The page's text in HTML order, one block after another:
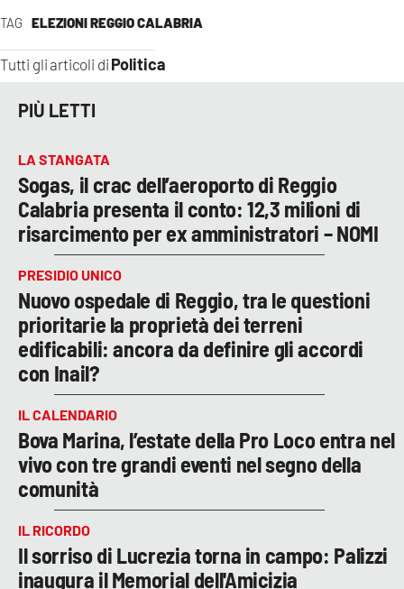
TAG ELEZIONI REGGIO CALABRIA
Tutti gli articoli di Politica
PIÙ LETTI
LA STANGATA
Sogas, il crac dell’aeroporto di Reggio
Calabria presenta il conto: 12,3 milioni di
risarcimento per ex amministratori – NOMI
PRESIDIO UNICO
Nuovo ospedale di Reggio, tra le questioni
prioritarie la proprietà dei terreni
edificabili: ancora da definire gli accordi
con Inail?
IL CALENDARIO
Bova Marina, l’estate della Pro Loco entra nel
vivo con tre grandi eventi nel segno della
comunità
IL RICORDO
Il sorriso di Lucrezia torna in campo: Palizzi
inaugura il Memorial dell'Amicizia